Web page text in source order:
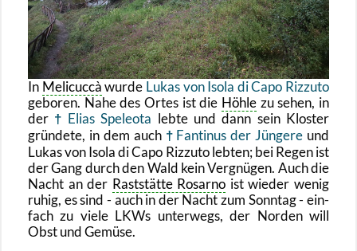
In Me­li­cuccàwurde Lukas von Isola di Capo Riz­zu­to
ge­bo­ren. Nahe des Ortes ist die Höhle zu sehen, in
der
Elias Spe­leo­ta lebte und dann sein Klos­ter
grün­de­te, in dem auch
Fan­ti­nus der Jün­ge­re und
Lukas von Isola di Capo Riz­zu­to leb­ten; bei Regen ist
der Gang durch den Wald kein Ver­gnü­gen. Auch die
Nacht an der Rast­stät­te Ro­sar­no ist wie­der wenig
ruhig, es sind - auch in der Nacht zum Sonn­tag - ein­
fach zu viele LKWs un­ter­wegs, der Nor­den will
Obst und Ge­mü­se.